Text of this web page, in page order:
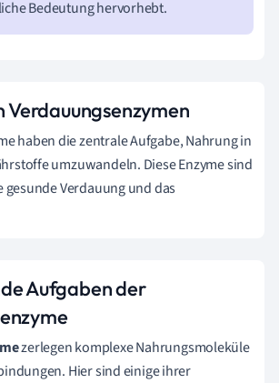
Bedeutung hervorhebt.
Verdauungsenzymen
haben die zentrale Aufgabe, Nahrung in
umzuwandeln. Diese Enzyme sind
gesunde Verdauung und das
Aufgaben der
zerlegen komplexe Nahrungsmoleküle
Hier sind einige ihrer